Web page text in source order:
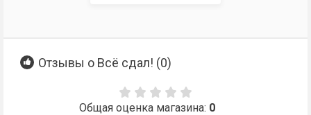
Отзывы о Всё сдал! (0)
Общая оценка магазина: 0